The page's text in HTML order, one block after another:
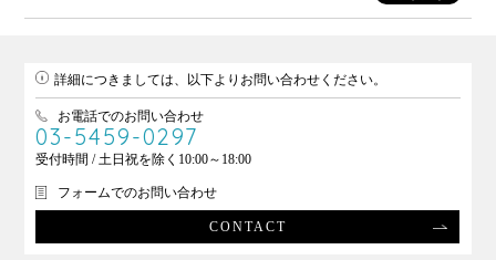
詳細につきましては、以下よりお問い合わせください。
お電話でのお問い合わせ
03-5459-0297
受付時間 / 土日祝を除く10:00～18:00
フォームでのお問い合わせ
CONTACT